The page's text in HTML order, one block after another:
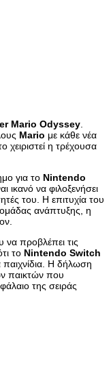
Mario Odyssey
Mario με κάθε νέα
η τρέχουσα
για το Nintendo
ικανό να φιλοξενήσει
του. Η επιτυχία του
ομάδας ανάπτυξης, η
να προβλέπει τις
το Nintendo Switch
παιχνίδια. Η δήλωση
παικτών που
της σειράς